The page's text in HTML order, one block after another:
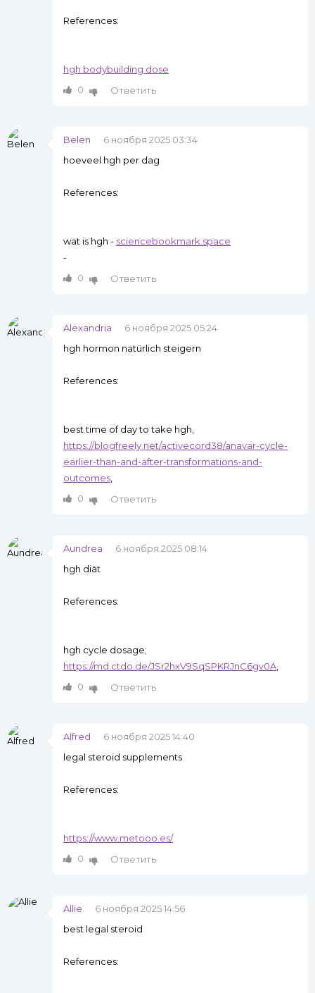
References:
hgh bodybuilding dose
0
Ответить
Belen
6 ноября 2025 03:34
hoeveel hgh per dag
References:
wat is hgh - sciencebookmark.space
-
0
Ответить
Alexandria
6 ноября 2025 05:24
hgh hormon natürlich steigern
References:
best time of day to take hgh,
https://blogfreely.net/activecord38/anavar-cycle-
earlier-than-and-after-transformations-and-
outcomes
0
Ответить
Aundrea
6 ноября 2025 08:14
hgh diät
References:
hgh cycle dosage;
https://md.ctdo.de/JSr2hxV9SqSPKRJnC6gv0A
0
Ответить
Alfred
6 ноября 2025 14:40
legal steroid supplements
References:
https://www.metooo.es/
0
Ответить
Allie
6 ноября 2025 14:56
best legal steroid
References: